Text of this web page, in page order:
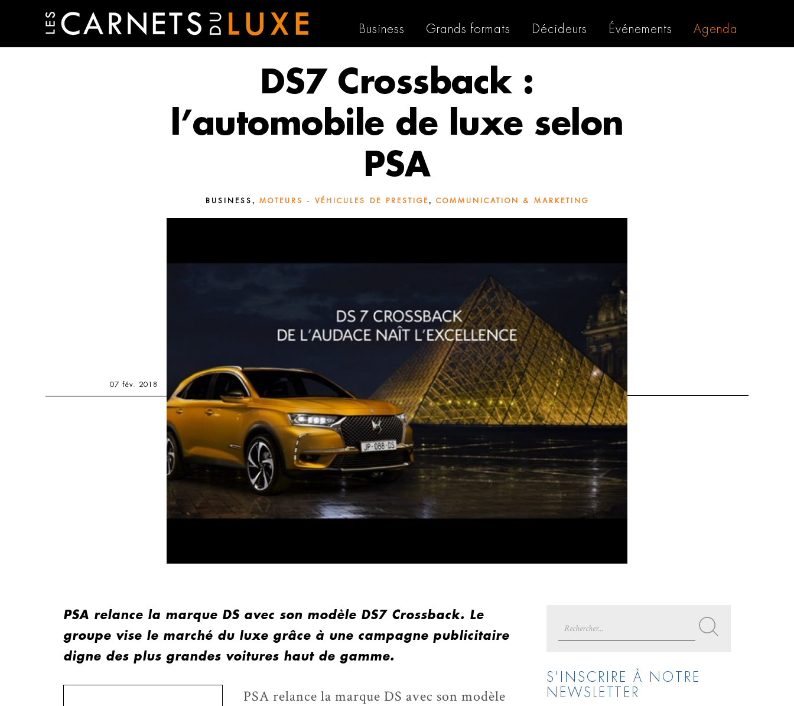
Business Grands formats Décideurs Événements Agenda
DS7 Crossback :
l’automobile de luxe selon
PSA
BUSINESS , MOTEURS - VÉHICULES DE PRESTIGE, COMMUNICATION & MARKETING
07 fév. 2018
PSA relance la marque DS avec son modèle DS7 Crossback. Le
groupe vise le marché du luxe grâce à une campagne publicitaire
digne des plus grandes voitures haut de gamme.
PSA relance la marque DS avec son modèle
for:
S'INSCRIRE À NOTRE
NEWSLETTER